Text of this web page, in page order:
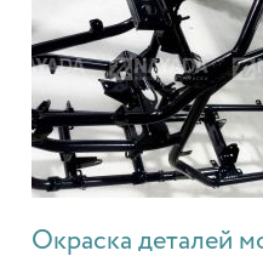
Окраска деталей